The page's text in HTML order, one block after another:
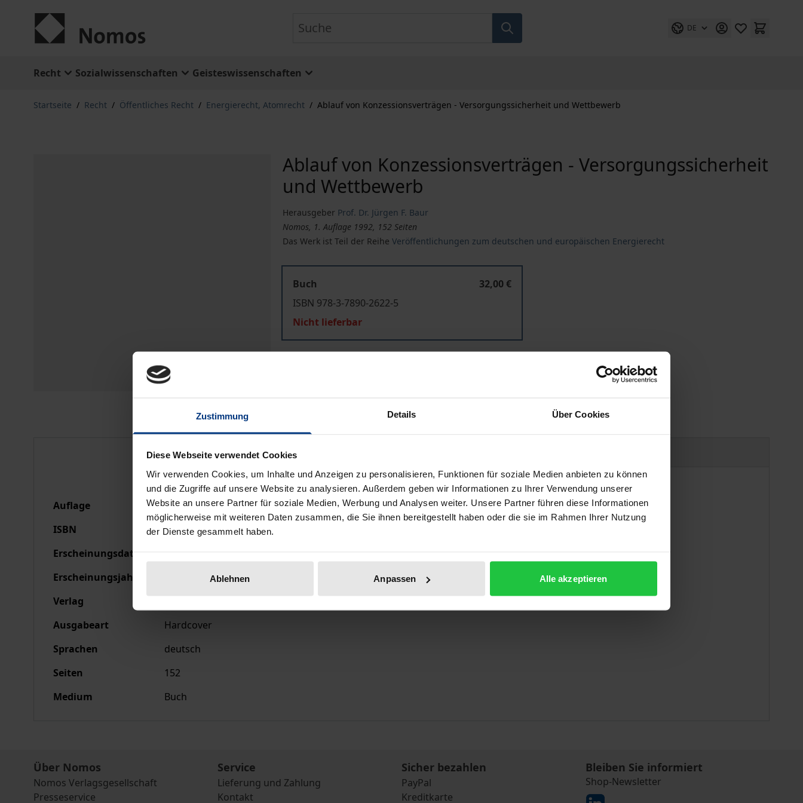
Zustimmung Details Über Cookies
Diese Webseite verwendet Cookies
Wir verwenden Cookies, um Inhalte und Anzeigen zu personalisieren, Funktionen für soziale Medien anbieten zu können
und die Zugriffe auf unsere Website zu analysieren. Außerdem geben wir Informationen zu Ihrer Verwendung unserer
Website an unsere Partner für soziale Medien, Werbung und Analysen weiter. Unsere Partner führen diese Informationen
möglicherweise mit weiteren Daten zusammen, die Sie ihnen bereitgestellt haben oder die sie im Rahmen Ihrer Nutzung
der Dienste gesammelt haben.
Ablehnen Anpassen Alle akzeptieren
DE
Recht Sozialwissenschaften Geisteswissenschaften
Startseite / Recht / Öffentliches Recht / Energierecht, Atomrecht / Ablauf von Konzessionsverträgen - Versorgungssicherheit und Wettbewerb
Ablauf von Konzessionsverträgen - Versorgungssicherheit
und Wettbewerb
Herausgeber Prof. Dr. Jürgen F. Baur
Nomos, 1. Auflage 1992, 152 Seiten
Das Werk ist Teil der ReiheVeröffentlichungen zum deutschen und europäischen Energierecht
Buch
32,00 €
ISBN 978-3-7890-2622-5
Nicht lieferbar
Bibliografische Angaben
Auflage
1
ISBN
978-3-7890-2622-5
Erscheinungsdatum
Erscheinungsjahr
Verlag
Ausgabeart
Hardcover
Sprachen
deutsch
Seiten
152
Medium
Buch
Über Nomos
Nomos Verlagsgesellschaft
Presseservice
Service
Lieferung und Zahlung
Kontakt
Sicher bezahlen
PayPal
Kreditkarte
Bleiben Sie informiert
Shop-Newsletter